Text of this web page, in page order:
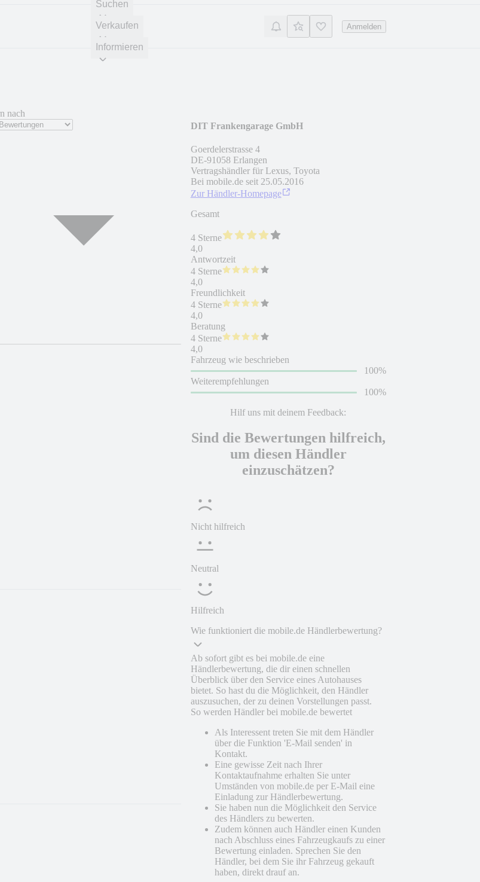
Suchen
Verkaufen
Informieren
Anmelden
nach
DIT Frankengarage GmbH
Goerdelerstrasse 4
DE-91058 Erlangen
Vertragshändler für Lexus, Toyota
Bei mobile.de seit 25.05.2016
Zur Händler-Homepage
Gesamt
4 Sterne
4,0
Antwortzeit
4 Sterne
4,0
Freundlichkeit
4 Sterne
4,0
Beratung
4 Sterne
4,0
Fahrzeug wie beschrieben
100%
Weiterempfehlungen
100%
Hilf uns mit deinem Feedback:
Sind die Bewertungen hilfreich,
um diesen Händler
einzuschätzen?
Nicht hilfreich
Neutral
Hilfreich
Wie funktioniert die mobile.de Händlerbewertung?
Ab sofort gibt es bei mobile.de eine
Händlerbewertung, die dir einen schnellen
Überblick über den Service eines Autohauses
bietet. So hast du die Möglichkeit, den Händler
auszusuchen, der zu deinen Vorstellungen passt.
So werden Händler bei mobile.de bewertet
Als Interessent treten Sie mit dem Händler
über die Funktion 'E-Mail senden' in
Kontakt.
Eine gewisse Zeit nach Ihrer
Kontaktaufnahme erhalten Sie unter
Umständen von mobile.de per E-Mail eine
Einladung zur Händlerbewertung.
Sie haben nun die Möglichkeit den Service
des Händlers zu bewerten.
Zudem können auch Händler einen Kunden
nach Abschluss eines Fahrzeugkaufs zu einer
Bewertung einladen. Sprechen Sie den
Händler, bei dem Sie ihr Fahrzeug gekauft
haben, direkt drauf an.